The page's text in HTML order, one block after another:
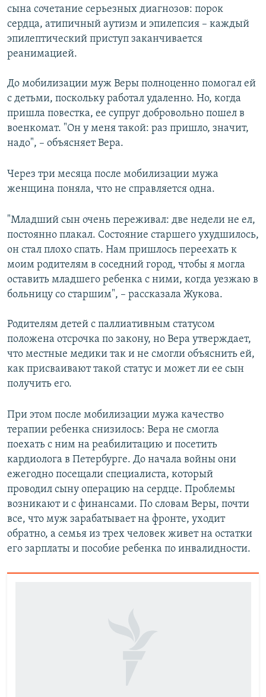
сына сочетание серьезных диагнозов: порок
сердца, атипичный аутизм и эпилепсия – каждый
эпилептический приступ заканчивается
реанимацией.
До мобилизации муж Веры полноценно помогал ей
с детьми, поскольку работал удаленно. Но, когда
пришла повестка, ее супруг добровольно пошел в
военкомат. "Он у меня такой: раз пришло, значит,
надо", – объясняет Вера.
Через три месяца после мобилизации мужа
женщина поняла, что не справляется одна.
"Младший сын очень переживал: две недели не ел,
постоянно плакал. Состояние старшего ухудшилось,
он стал плохо спать. Нам пришлось переехать к
моим родителям в соседний город, чтобы я могла
оставить младшего ребенка с ними, когда уезжаю в
больницу со старшим", – рассказала Жукова.
Родителям детей с паллиативным статусом
положена отсрочка по закону, но Вера утверждает,
что местные медики так и не смогли объяснить ей,
как присваивают такой статус и может ли ее сын
получить его.
При этом после мобилизации мужа качество
терапии ребенка снизилось: Вера не смогла
поехать с ним на реабилитацию и посетить
кардиолога в Петербурге. До начала войны они
ежегодно посещали специалиста, который
проводил сыну операцию на сердце. Проблемы
возникают и с финансами. По словам Веры, почти
все, что муж зарабатывает на фронте, уходит
обратно, а семья из трех человек живет на остатки
его зарплаты и пособие ребенка по инвалидности.